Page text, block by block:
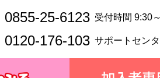
0855-25-6123 受付時間 9:30
0120-176-103 サポートセン